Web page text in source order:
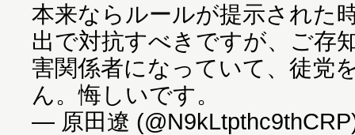
本来ならルールが提示された
出で対抗すべきですが、ご存
害関係者になっていて、徒党
ん。悔しいです。
— 原田遼